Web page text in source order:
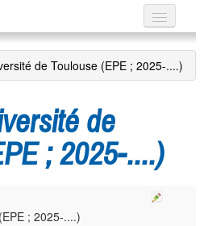
de Toulouse (EPE ; 2025-....)
de
; 2025-....)
; 2025-....)